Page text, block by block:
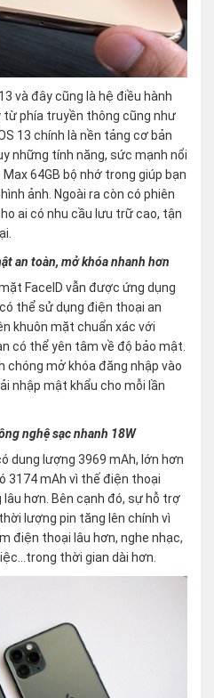
và đây cũng là hệ điều hành
phía truyền thông cũng như
13 chính là nền tảng cơ bản
những tính năng, sức mạnh nổi
64GB bộ nhớ trong giúp bạn
ảnh. Ngoài ra còn có phiên
ai có nhu cầu lưu trữ cao, tận
an toàn, mở khóa nhanh hơn
FaceID vẫn được ứng dụng
thể sử dụng điện thoại an
khuôn mặt chuẩn xác với
có thể yên tâm về độ bảo mật.
chóng mở khóa đăng nhập vào
nhập mật khẩu cho mỗi lần
nghệ sạc nhanh 18W
dung lượng 3969 mAh, lớn hơn
3174 mAh vì thế điện thoại
hơn. Bên cạnh đó, sự hỗ trợ
lượng pin tăng lên chính vì
điện thoại lâu hơn, nghe nhạc,
thời gian dài hơn.